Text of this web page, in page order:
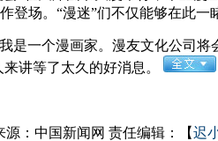
登场。“漫迷”们不仅能够在此
一个漫画家。漫友文化公司将
讲等了太久的好消息。
源：中国新闻网 责任编辑：【迟